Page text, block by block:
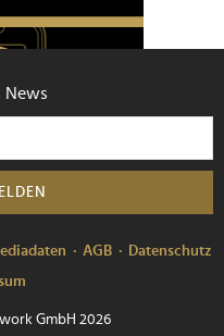
News
AGB
Datenschutz
GmbH 2026